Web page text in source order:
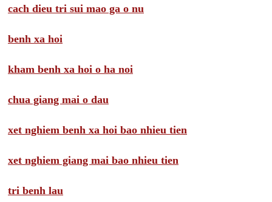
cach dieu tri sui mao ga o nu
benh xa hoi
kham benh xa hoi o ha noi
chua giang mai o dau
xet nghiem benh xa hoi bao nhieu tien
xet nghiem giang mai bao nhieu tien
tri benh lau